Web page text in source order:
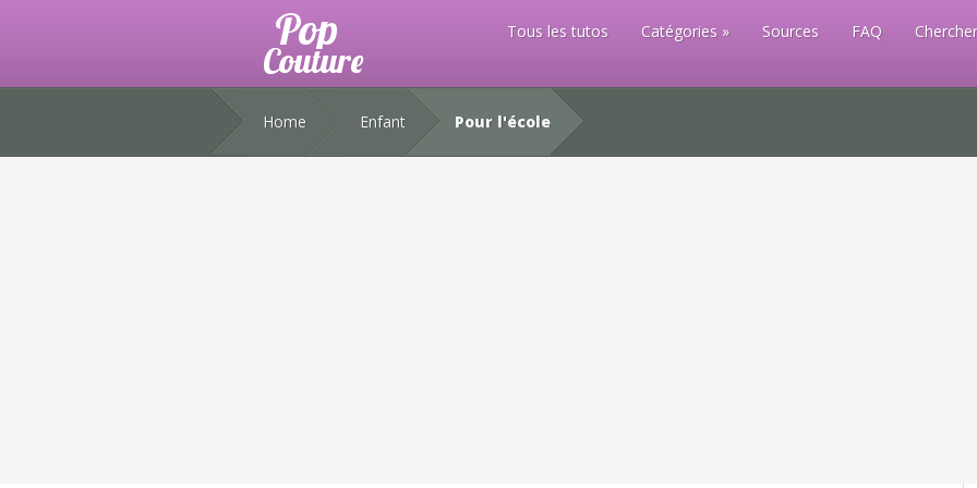
Tous les tutos Catégories Sources FAQ
Home Enfant Pour l'école